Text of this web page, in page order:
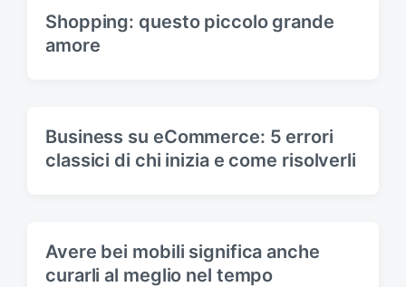
Shopping: questo piccolo grande
amore
Business su eCommerce: 5 errori
classici di chi inizia e come risolverli
Avere bei mobili significa anche
curarli al meglio nel tempo